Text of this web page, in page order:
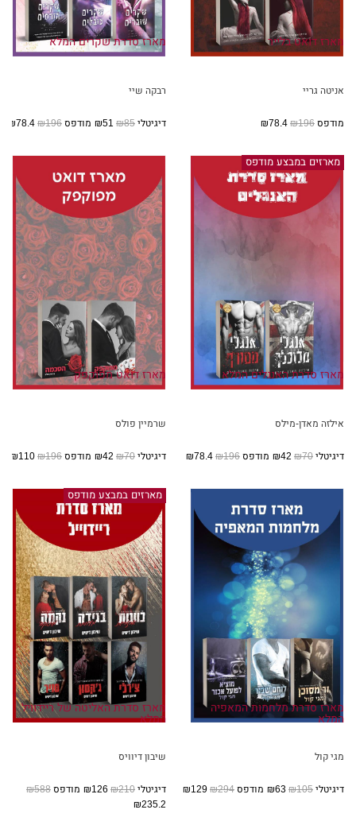
מארז דואט בלייר
אניטה גריי
מודפס₪196
מארז סדרת שקרים המלא
רבקה שיי
דיגיטלי₪85 מודפס₪196
מארזים במבצע מודפס
מארז סדרת האנגלים המלא
אילזה מאדן-מילס
דיגיטלי₪70 מודפס₪196
מארז דואט מפוקפק
שרמיין פולס
דיגיטלי₪70 מודפס₪196
מארז סדרת מלחמות המאפיה
המלא
מגי קול
דיגיטלי₪105 מודפס₪294
מארזים במבצע מודפס
מארז סדרת האליטה של ריידוויל
המלא
שיבון דיוויס
דיגיטלי₪210 מודפס₪588
₪235.2